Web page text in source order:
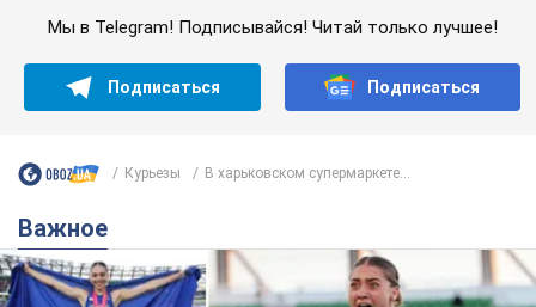
Мы в Telegram! Подписывайся! Читай только лучшее!
Подписаться Подписаться
Курьезы В харьковском супермаркете...
Важное